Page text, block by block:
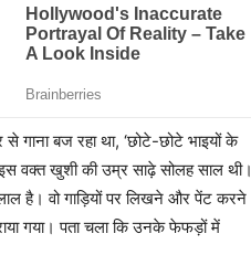
बज रहा था, ‘छोटे-छोटे भाइयों के
वक्त खुशी की उम्र साढ़े सोलह साल थी।
है। वो गाड़ियों पर लिखने और पेंट करने
गया। पता चला कि उनके फेफड़ों में